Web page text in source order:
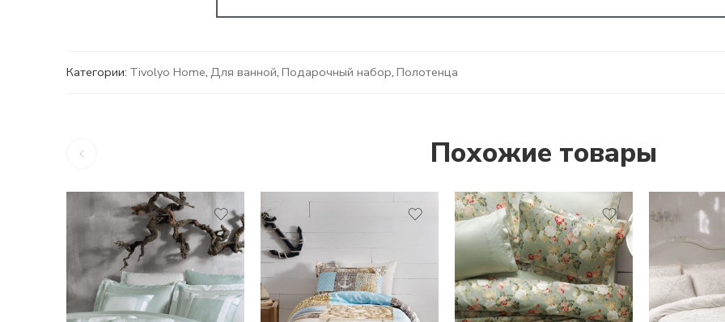
Категории: Tivolyo Home, Для ванной, Подарочный набор, Полотенца
Похожие товары